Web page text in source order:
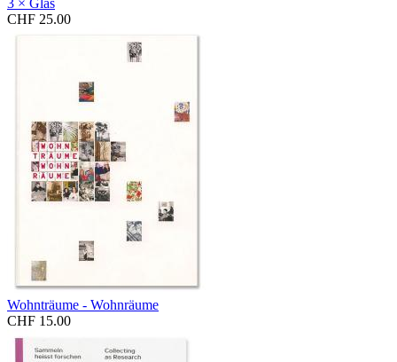
CHF 25.00
Wohnträume - Wohnräume
CHF 15.00